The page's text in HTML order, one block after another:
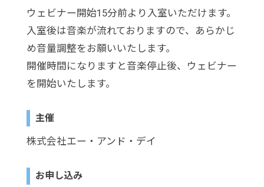
ウェビナー開始15分前より入室いただけます。
入室後は音楽が流れておりますので、あらかじ
め音量調整をお願いいたします。
開催時間になりますと音楽停止後、ウェビナー
を開始いたします。
主催
株式会社エー・アンド・デイ
お申し込み